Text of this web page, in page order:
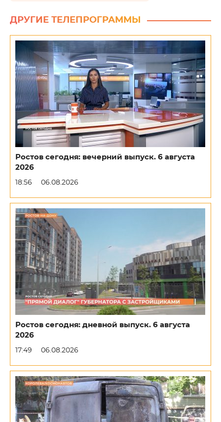
ДРУГИЕ ТЕЛЕПРОГРАММЫ
Ростов сегодня: вечерний выпуск. 6 августа
2026
18:56 06.08.2026
Ростов сегодня: дневной выпуск. 6 августа
2026
17:49 06.08.2026